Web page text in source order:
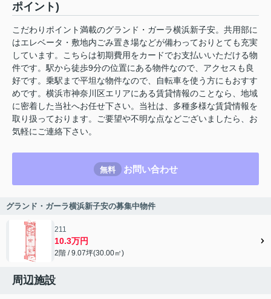
ポイント)
こだわりポイント満載のグランド・ガーラ横浜新子安。共用部に
はエレベータ・敷地内ごみ置き場などが備わっておりとても充実
しています。こちらは初期費用をカードでお支払いいただける物
件です。駅から徒歩9分の位置にある物件なので、アクセスも良
好です。乗駅まで平坦な物件なので、自転車を使う方にもおすす
めです。横浜市神奈川区エリアにある賃貸情報のことなら、地域
に密着した当社へお任せ下さい。当社は、多種多様な賃貸情報を
取り扱っております。ご要望や不明な点などございましたら、お
気軽にご連絡下さい。
無料 お問い合わせ
グランド・ガーラ横浜新子安の募集中物件
211
10.3万円
2階 / 9.07坪(30.00㎡)
周辺施設